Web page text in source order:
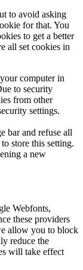
to avoid asking
for that. You
to get a better
all set cookies in
computer in
to security
from other
settings.
bar and refuse all
store this setting.
a new
Webfonts,
these providers
allow you to block
reduce the
will take effect